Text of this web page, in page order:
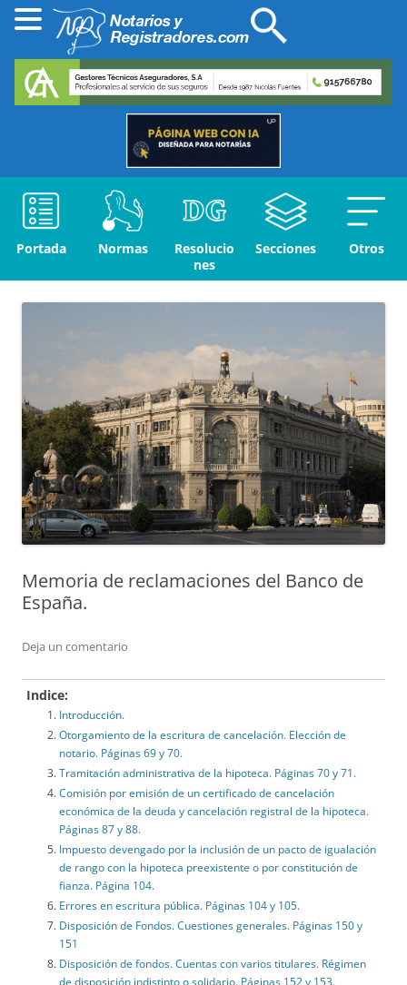
Portada Normas
Resolucio
nes
Secciones Otros
Memoria de reclamaciones del Banco de
España.
Deja un comentario
Indice:
Introducción.
Otorgamiento de la escritura de cancelación. Elección de
notario. Páginas 69 y 70.
Tramitación administrativa de la hipoteca. Páginas 70 y 71.
Comisión por emisión de un certificado de cancelación
económica de la deuda y cancelación registral de la hipoteca.
Páginas 87 y 88.
Impuesto devengado por la inclusión de un pacto de igualación
de rango con la hipoteca preexistente o por constitución de
fianza. Página 104.
Errores en escritura pública. Páginas 104 y 105.
Disposición de Fondos. Cuestiones generales. Páginas 150 y
151
Disposición de fondos. Cuentas con varios titulares. Régimen
de disposición indistinto o solidario. Páginas 152 y 153.